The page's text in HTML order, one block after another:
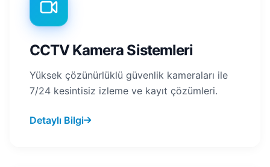
CCTV Kamera Sistemleri
Yüksek çözünürlüklü güvenlik kameraları ile
7/24 kesintisiz izleme ve kayıt çözümleri.
Detaylı Bilgi